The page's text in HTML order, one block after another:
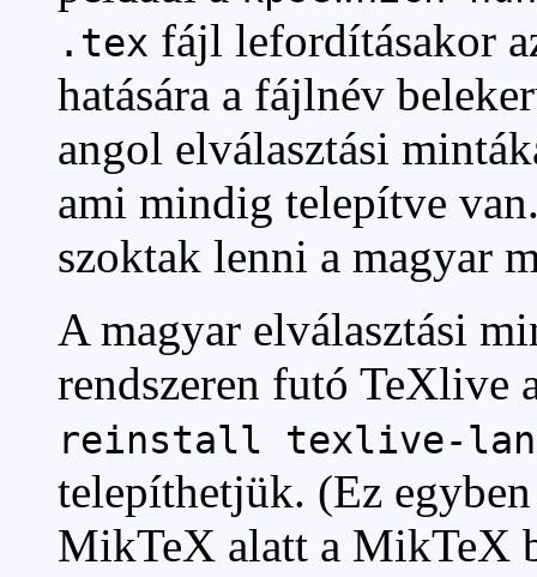
.tex fájl lefordításakor
hatására a fájlnév
angol elválasztási
ami mindig telepítve
szoktak lenni a magyar
A magyar elválasztási
rendszeren futó TeXlive
reinstall texlive-
telepíthetjük. (Ez
MikTeX alatt a MikTeX